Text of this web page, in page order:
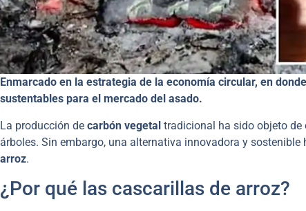
Enmarcado en la estrategia de la economía circular, en
sustentables para el mercado del asado.
La producción de carbón vegetal tradicional ha sido objeto
árboles. Sin embargo, una alternativa innovadora y sostenible
arroz.
¿Por qué las cascarillas de arroz?